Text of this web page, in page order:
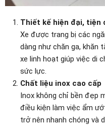
Thiết kế hiện đại, tiện
Xe được trang bị các
dàng như chăn ga, khăn
xe linh hoạt giúp việc di
sức lực.
Chất liệu inox cao cấp
Inox không chỉ bền đẹp
điều kiện làm việc ẩm
trở nên nhanh chóng và